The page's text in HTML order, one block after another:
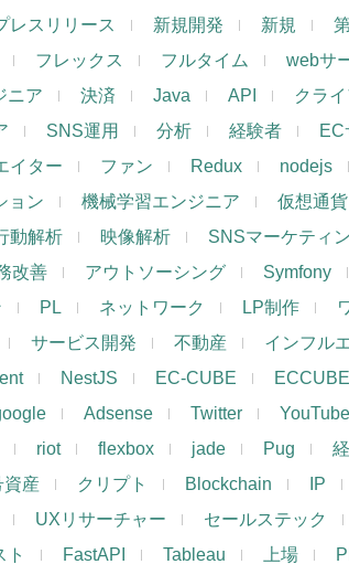
レスリリース 新規開発 新規
フレックス フルタイム webサ
ニア
決済 Java API クラ
SNS運用 分析 経験者 EC
イター ファン Redux nodejs
ョン
機械学習エンジニア 仮想通貨
動解析 映像解析 SNSマーケティ
改善 アウトソーシング Symfony
PL ネットワーク LP制作
サービス開発 不動産 インフル
NestJS EC-CUBE ECCUBE
Adsense Twitter YouTube
riot flexbox jade Pug
資産 クリプト Blockchain IP
UXリサーチャー セールステック
ト
FastAPI Tableau 上場